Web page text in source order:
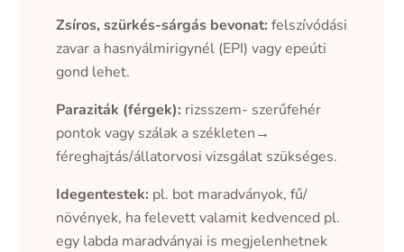
Zsíros, szürkés-sárgás bevonat: felszívódási
zavar a hasnyálmirigynél (EPI) vagy epeúti
gond lehet.
Paraziták (férgek): rizsszem- szerűfehér
pontok vagy szálak a székleten→
féreghajtás/állatorvosi vizsgálat szükséges.
Idegentestek: pl. bot maradványok, fű/
növények, ha felevett valamit kedvenced pl.
egy labda maradványai is megjelenhetnek